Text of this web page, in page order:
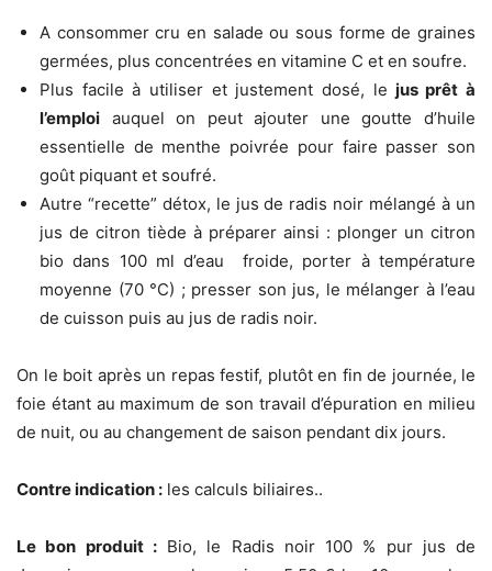
A consommer cru en salade ou sous forme de graines
germées, plus concentrées en vitamine C et en soufre.
Plus facile à utiliser et justement dosé, le jus prêt à
l’emploi auquel on peut ajouter une goutte d’huile
essentielle de menthe poivrée pour faire passer son
goût piquant et soufré.
Autre “recette” détox, le jus de radis noir mélangé à un
jus de citron tiède à préparer ainsi : plonger un citron
bio dans 100 ml d’eau froide, porter à température
moyenne (70 °C) ; presser son jus, le mélanger à l’eau
de cuisson puis au jus de radis noir.
On le boit après un repas festif, plutôt en fin de journée, le
foie étant au maximum de son travail d’épuration en milieu
de nuit, ou au changement de saison pendant dix jours.
Contre indication : les calculs biliaires..
Le bon produit :Bio, le Radis noir 100 % pur jus de